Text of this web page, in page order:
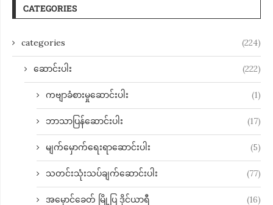
CATEGORIES
categories (224)
ဆောင်းပါး (222)
ကဗျာခံစားမှုဆောင်းပါး (1)
ဘာသာပြန်ဆောင်းပါး (17)
မျက်မှောက်ရေးရာဆောင်းပါး (5)
သတင်းသုံးသပ်ချက်ဆောင်းပါး (77)
အမှောင်ခေတ် မြို့ပြ ဒိုင်ယာရီ (16)